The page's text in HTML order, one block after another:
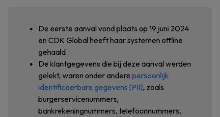
De eerste aanval vond plaats op 19 juni 2024
en CDK Global heeft haar systemen offline
gehaald.
De klantgegevens die bij deze aanval werden
gelekt, waren onder andere persoonlijk
identificeerbare gegevens (PII), zoals
burgerservicenummers,
bankrekeningnummers, telefoonnummers,